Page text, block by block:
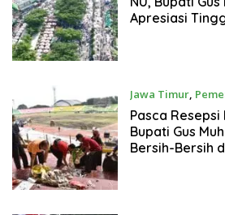
Apresiasi
Jawa Timur,
Pasca Resepsi
Bupati Gus
Bersih-Bersih